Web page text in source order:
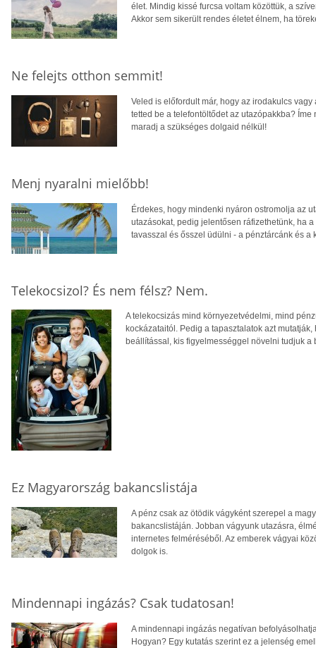
élet. Mindig kissé furcsa voltam közöttük, a
Akkor sem sikerült rendes életet élnem, ha
Ne felejts otthon semmit!
Veled is előfordult már, hogy az irodakulcs
tetted be a telefontöltődet az utazópakkba?
maradj a szükséges dolgaid nélkül!
Menj nyaralni mielőbb!
Érdekes, hogy mindenki nyáron ostromolja az
utazásokat, pedig jelentősen ráfizethetünk, ha
tavasszal és ősszel üdülni - a pénztárcánk és a
Telekocsizol? És nem félsz? Nem.
A telekocsizás mind környezetvédelmi, mind
kockázataitól. Pedig a tapasztalatok azt
beállítással, kis figyelmességgel növelni tudjuk a
Ez Magyarország bakancslistája
A pénz csak az ötödik vágyként szerepel a
bakancslistáján. Jobban vágyunk utazásra,
internetes felméréséből. Az emberek vágyai
dolgok is.
Mindennapi ingázás? Csak tudatosan!
A mindennapi ingázás negatívan
Hogyan? Egy kutatás szerint ez a jelenség